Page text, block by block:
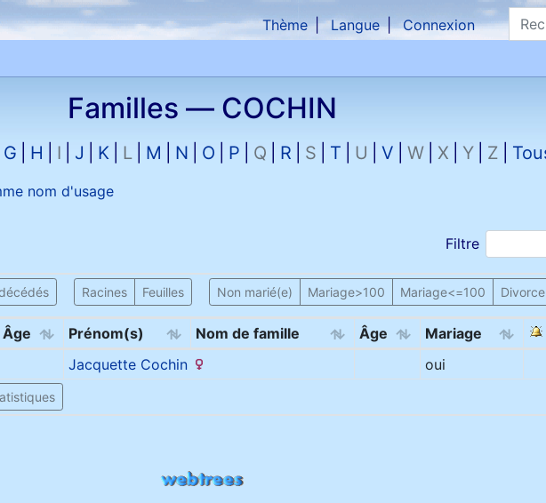
Thème Langue Connexion
Familles — COCHIN
G H I J K L M N O P Q R S T U V W X Y Z
nom d'usage
Filtre
Racines Feuilles Non marié(e) Mariage>100 Mariage<=100 Divorce
Âge Prénom(s) Nom de famille Âge Mariage
Jacquette Cochin oui